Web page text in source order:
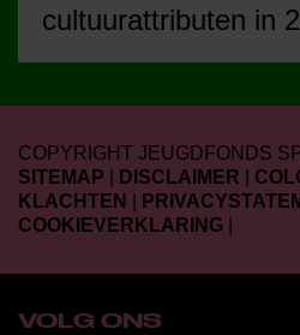
cultuurattributen in
COPYRIGHT JEUGDFONDS
SITEMAP
DISCLAIMER
KLACHTEN
COOKIEVERKLARING
VOLG ONS